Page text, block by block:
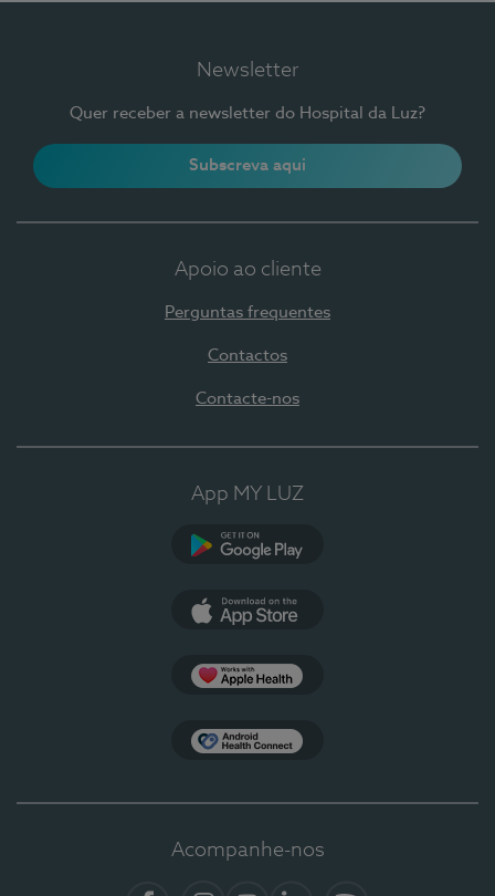
Newsletter
Quer receber a newsletter do Hospital da Luz?
Subscreva aqui
Apoio ao cliente
Perguntas frequentes
Contactos
Contacte-nos
App MY LUZ
Acompanhe-nos